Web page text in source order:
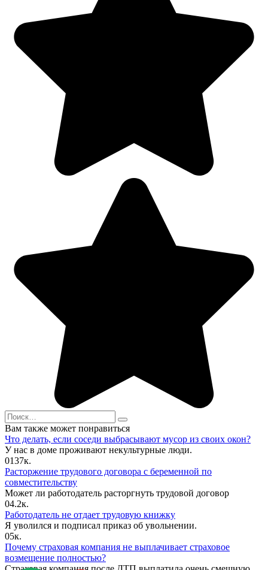
Search
for:
Вам также может понравиться
Что делать, если соседи выбрасывают мусор из своих окон?
У нас в доме проживают некультурные люди.
0137к.
Расторжение трудового договора с беременной по
совместительству
Может ли работодатель расторгнуть трудовой договор
04.2к.
Работодатель не отдает трудовую книжку
Я уволился и подписал приказ об увольнении.
05к.
Почему страховая компания не выплачивает страховое
возмещение полностью?